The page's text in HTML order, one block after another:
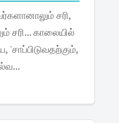
சரி,
சரி... காலையில்